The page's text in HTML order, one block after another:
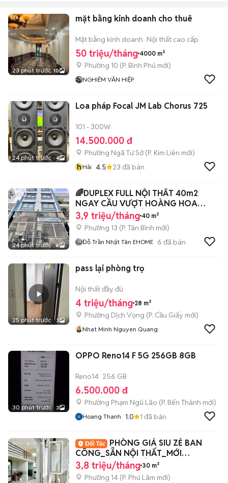
23 phút trước 10
mặt bằng kinh doanh cho thuê
Mặt bằng kinh doanh Nội thất cao cấp
50 triệu/tháng 4000 m²
Phường 10 (P. Bình Phú mới)
NGHIÊM VĂN HIỆP
24 phút trước 4
Loa pháp Focal JM Lab Chorus 725
101 - 300W
14.500.000 đ
Phường Ngã Tư Sở(P. Kim Liên mới)
hHải 4.5 23 đã bán
24 phút trước 8
🌈DUPLEX FULL NỘI THẤT 40m2
NGAY CẦU VƯỢT HOÀNG HOA
THÁM CỘNG HOÀ
3,9 triệu/tháng 40 m²
Phường 13 (P. Tân Bình mới)
Đỗ Trần Nhật Tân EHOME 6 đã bán
25 phút trước 3
pass lại phòng trọ
Nội thất đầy đủ
4 triệu/tháng 28 m²
Phường Dịch Vọng (P. Cầu Giấy mới)
Nhat Minh Nguyen Quang
30 phút trước 3
OPPO Reno14 F 5G 256GB 8GB
Reno14 256 GB
6.500.000 đ
Phường Phạm Ngũ Lão (P. Bến Thành mới)
Hoang Thanh 1.0 1 đã bán
PHÒNG GIÁ SIU ZẺ BAN
CÔNG_SẴN NỘI THẤT_MỚI
100%_BÀ HOM_TỈNH LỘ 10_Q6
3,8 triệu/tháng 30 m²
Phường 14 (P. Phú Lâm mới)